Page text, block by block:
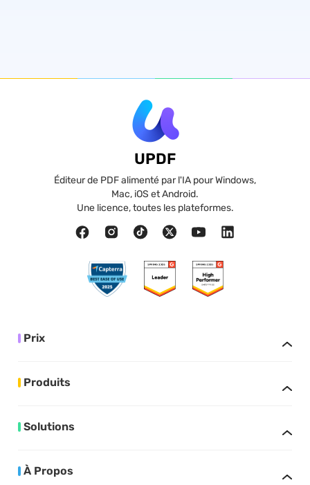
UPDF
Éditeur de PDF alimenté par l'IA pour Windows,
Mac, iOS et Android.
Une licence, toutes les plateformes.
Prix
Produits
Solutions
À Propos